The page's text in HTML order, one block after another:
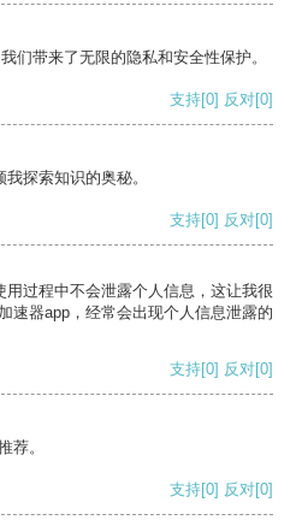
们带来了无限的隐私和安全性保护。
支持[0] 反对[0]
探索知识的奥秘。
支持[0] 反对[0]
过程中不会泄露个人信息，这让我很
速器app，经常会出现个人信息泄露的
支持[0] 反对[0]
荐。
支持[0] 反对[0]